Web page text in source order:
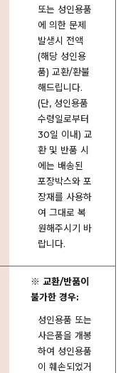
또는 성인용품
에 의한 문제
발생시 전액
(해당 성인용
품) 교환/환불
해드립니다.
(단, 성인용품
수령일로부터
30일 이내) 교
환 및 반품 시
에는 배송된
포장박스와 포
장재를 사용하
여 그대로 복
원해주시기 바
랍니다.
※ 교환/반품이
불가한 경우:
성인용품 또는
사은품을 개봉
하여 성인용품
이 훼손되었거